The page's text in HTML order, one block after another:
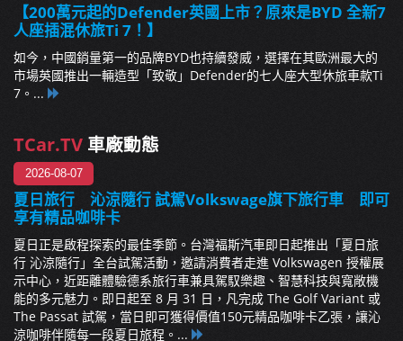
【200萬元起的Defender英國上市？原來是BYD 全新7
人座插混休旅Ti 7！】
如今，中國銷量第一的品牌BYD也持續發威，選擇在其歐洲最大的
市場英國推出一輛造型「致敬」Defender的七人座大型休旅車款Ti
7。...
TCar.TV 車廠動態
2026-08-07
夏日旅行 沁涼隨行 試駕Volkswage旗下旅行車 即可
享有精品咖啡卡
夏日正是啟程探索的最佳季節。台灣福斯汽車即日起推出「夏日旅
行 沁涼隨行」全台試駕活動，邀請消費者走進 Volkswagen 授權展
示中心，近距離體驗德系旅行車兼具駕馭樂趣、智慧科技與寬敞機
能的多元魅力。即日起至 8 月 31 日，凡完成 The Golf Variant 或
The Passat 試駕，當日即可獲得價值150元精品咖啡卡乙張，讓沁
涼咖啡伴隨每一段夏日旅程。...